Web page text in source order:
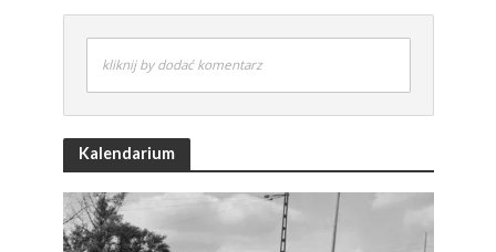
kliknij by dodać komentarz
Kalendarium